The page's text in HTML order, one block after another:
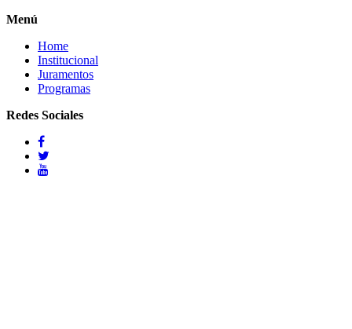
Menú
Home
Institucional
Juramentos
Programas
Redes Sociales